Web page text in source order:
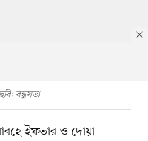
ছবি: বন্ধুসভা
ইফতার ও দোয়া